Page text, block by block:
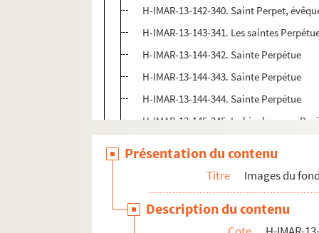
H-IMAR-13-142-340. Saint Perpet,
H-IMAR-13-143-341. Les saintes
H-IMAR-13-144-342. Sainte Perpétue
H-IMAR-13-144-343. Sainte Perpétue
H-IMAR-13-144-344. Sainte Perpétue
H-IMAR-13-145-345. Le bienheureux
H-IMAR-13-151-359. Peregrin - Petrenius
Présentation du contenu
Titre Images du
Description du contenu